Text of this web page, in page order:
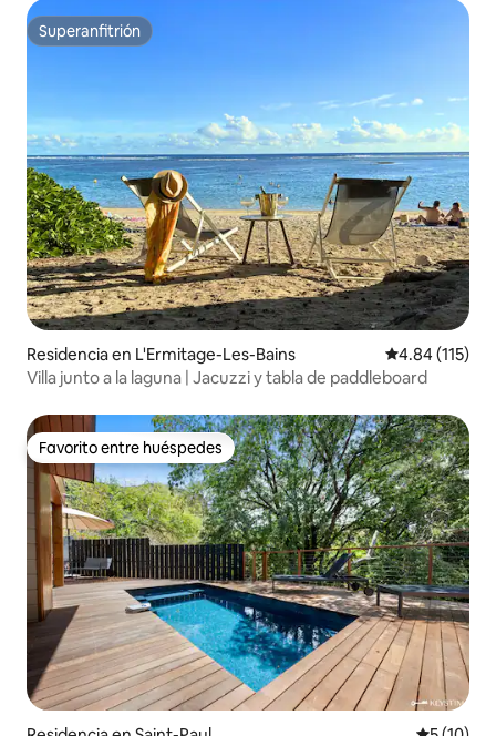
Superanfitrión
Superanfitrión
Residencia en L'Ermitage-Les-Bains Calificación
4.84 (115)
Villa junto a la laguna | Jacuzzi y tabla de paddleboard
Favorito entre huéspedes
Favorito entre huéspedes